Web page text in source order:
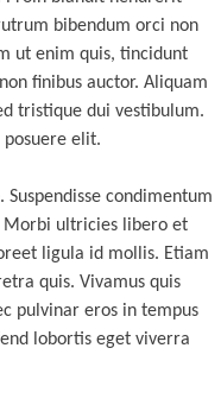
bibendum orci non
ut enim quis, tincidunt
finibus auctor. Aliquam
tristique dui vestibulum.
elit.
condimentum
Morbi ultricies libero et
ligula id mollis. Etiam
quis. Vivamus quis
pulvinar eros in tempus
lobortis eget viverra